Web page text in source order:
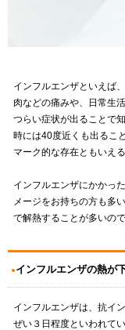
インフルエンザといえば
肉などの痛みや、日常生
つらい症状が出ることで
時には40度近くも出るこ
マーク的な存在ともいえ
インフルエンザにかかっ
メージをお持ちの方も多
で解熱することが多いので
インフルエンザの熱が
インフルエンザは、抗イ
ぜい３日程度といわれてい